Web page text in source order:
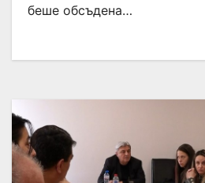
беше обсъдена…